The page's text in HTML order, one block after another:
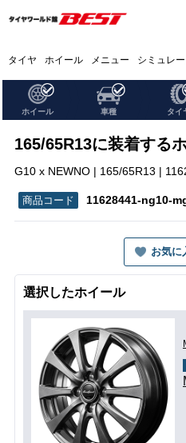
タイヤ ホイール メニュー シミュレー
ホイール 車種 タイ
165/65R13に装着する
G10 x NEWNO | 165/65R13 |
11628441-ng10-
お気に
選択したホイール